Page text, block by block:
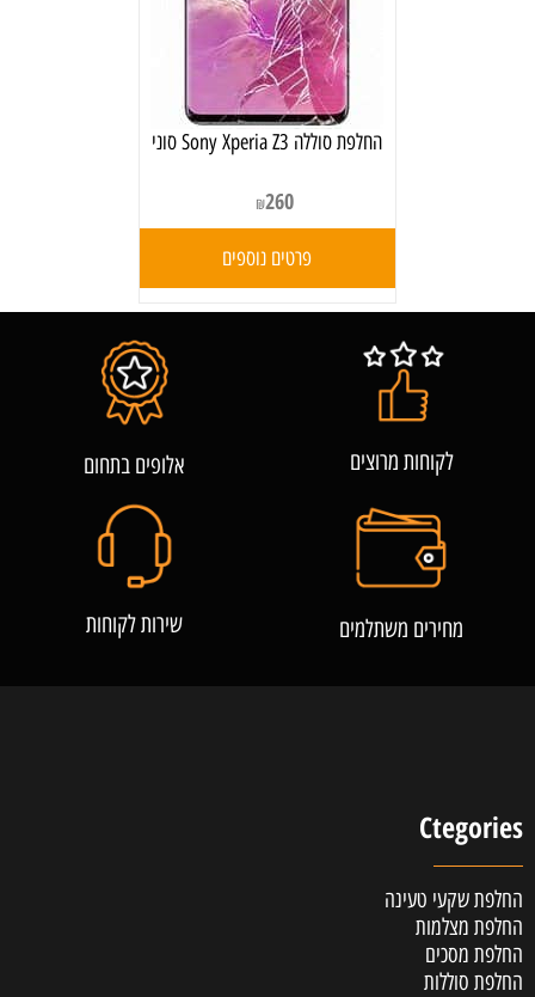
‏החלפת סוללה Sony Xperia Z3 סוני
₪260
פרטים נוספים
לקוחות מרוצים אלופים בתחום
מחירים משתלמים שירות לקוחות
Ctegories
החלפת שקעי טעינה
החלפת מצלמות
החלפת מסכים
החלפת סוללות